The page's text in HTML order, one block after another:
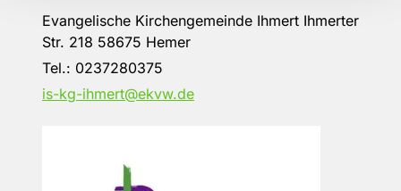
Evangelische Kirchengemeinde Ihmert Ihmerter
Str. 218 58675 Hemer
Tel.: 0237280375
is-kg-ihmert@ekvw.de